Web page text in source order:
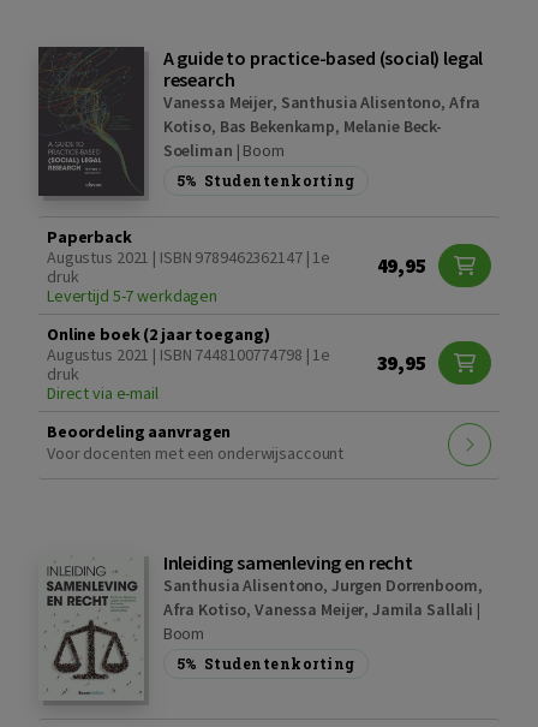
A guide to practice-based (social) legal
research
Vanessa Meijer, Santhusia Alisentono, Afra
Kotiso, Bas Bekenkamp, Melanie Beck-
Soeliman | Boom
5% Studentenkorting
Paperback
Augustus 2021 | ISBN 9789462362147 | 1e
druk
Levertijd 5-7 werkdagen
49,95
Online boek (2 jaar toegang)
Augustus 2021 | ISBN 7448100774798 | 1e
druk
Direct via e-mail
39,95
Beoordeling aanvragen
Voor docenten met een onderwijsaccount
Inleiding samenleving en recht
Santhusia Alisentono, Jurgen Dorrenboom,
Afra Kotiso,Vanessa Meijer, Jamila Sallali |
Boom
5% Studentenkorting